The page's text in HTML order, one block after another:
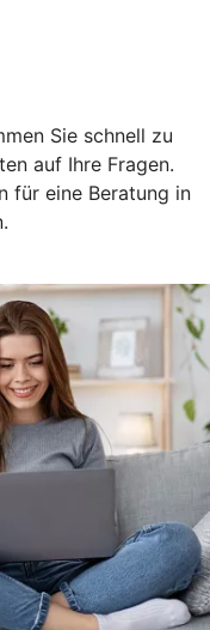
Sie schnell zu
auf Ihre Fragen.
für eine Beratung in